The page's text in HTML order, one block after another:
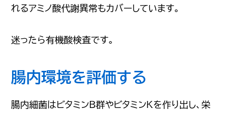
れるアミノ酸代謝異常もカバーしています。
迷ったら有機酸検査です。
腸内環境を評価する
腸内細菌はビタミンB群やビタミンKを作り出し、栄